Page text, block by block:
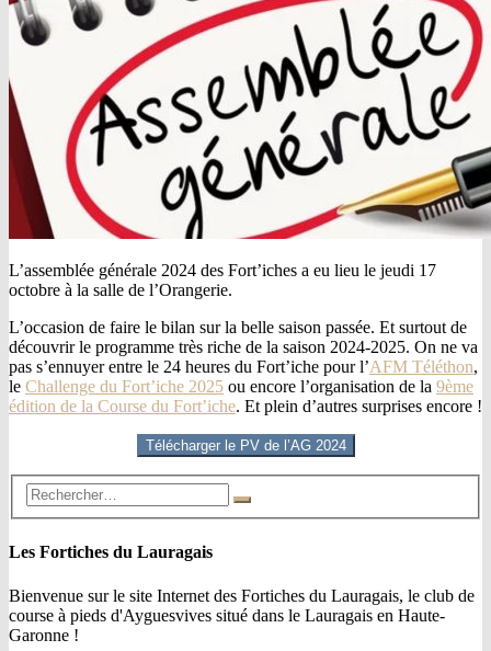
L’assemblée générale 2024 des Fort’iches a eu lieu le jeudi 17
octobre à la salle de l’Orangerie.
L’occasion de faire le bilan sur la belle saison passée. Et surtout de
découvrir le programme très riche de la saison 2024-2025. On ne va
pas s’ennuyer entre le 24 heures du Fort’iche pour l’AFM Téléthon,
le Challenge du Fort’iche 2025 ou encore l’organisation de la 9ème
édition de la Course du Fort’iche. Et plein d’autres surprises encore !
Télécharger le PV de l’AG 2024
Les Fortiches du Lauragais
Bienvenue sur le site Internet des Fortiches du Lauragais, le club de
course à pieds d'Ayguesvives situé dans le Lauragais en Haute-
Garonne !